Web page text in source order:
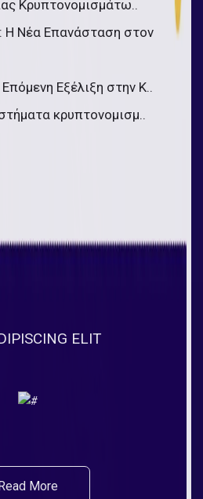
Κρυπτονομισμάτω..
Η Νέα Επανάσταση στον
Εξέλιξη στην Κ..
κρυπτονομισμ..
ELIT
Read More